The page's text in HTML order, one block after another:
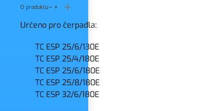
O produktu
Určeno pro čerpadla:
TC ESP 25/6/130E
TC ESP 25/4/180E
TC ESP 25/6/180E
TC ESP 25/8/180E
TC ESP 32/6/180E